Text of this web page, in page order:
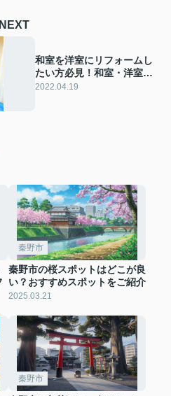
NEXT
和室を洋室にリフォームし
たい方必見！和室・洋室の
メリットとデメリット
2022.04.19
秦野市
秦野市の桜スポットはどこが良
い？おすすめスポットをご紹介
2025.03.21
秦野市